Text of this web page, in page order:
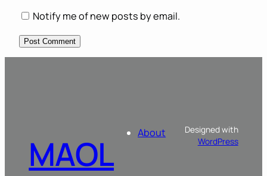
Notify me of new posts by email.
MAOL About
Designed with
WordPress